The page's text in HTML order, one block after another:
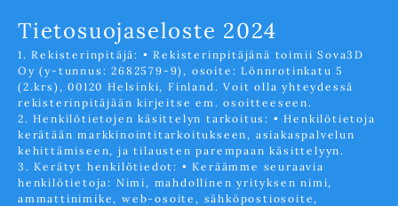
Tietosuojaseloste 2024
1. Rekisterinpitäjä: • Rekisterinpitäjänä toimii Sova3D
Oy (y-tunnus: 2682579-9), osoite: Lönnrotinkatu 5
(2.krs), 00120 Helsinki, Finland. Voit olla yhteydessä
rekisterinpitäjään kirjeitse em. osoitteeseen.
2. Henkilötietojen käsittelyn tarkoitus: • Henkilötietoja
kerätään markkinointitarkoitukseen, asiakaspalvelun
kehittämiseen, ja tilausten parempaan käsittelyyn.
3. Kerätyt henkilötiedot: • Keräämme seuraavia
henkilötietoja: Nimi, mahdollinen yrityksen nimi,
ammattinimike, web-osoite, sähköpostiosoite,
SOVA3D- (LUPAPISTE.FI)
SUOMI 3D:SSA
TIETOSUOJASELOSTE
YHTEYS
S3D-ENGLISH